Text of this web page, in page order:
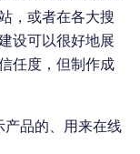
，或者在各大搜
设可以很好地展
任度，但制作成
产品的、用来在线